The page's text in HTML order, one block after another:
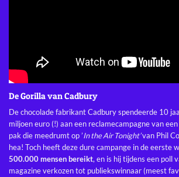
De Gorilla van Cadbury
De chocolade fabrikant Cadbury spendeerde 10
miljoen euro (!) aan een reclamecampagne van
pak die meedrumt op ’In the Air Tonight’van Phil
hea! Toch heeft deze dure campange in de eerste
500.000 mensen bereikt, en is hij tijdens een poll
magazineverkozen tot publiekswinnaar (meest